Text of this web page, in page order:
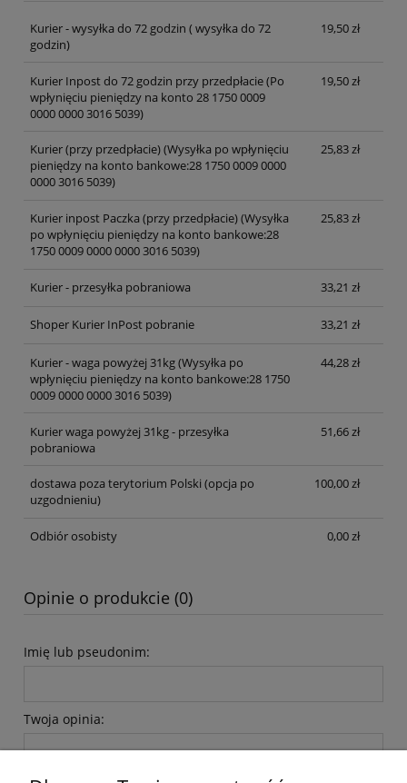
Kurier - wysyłka do 72 godzin ( wysyłka do 72
godzin)
19,50 zł
Kurier Inpost do 72 godzin przy przedpłacie(Po
wpłynięciu pieniędzy na konto 28 1750 0009
0000 0000 3016 5039)
19,50 zł
Kurier (przy przedpłacie)(Wysyłka po wpłynięciu
pieniędzy na konto bankowe:28 1750 0009 0000
0000 3016 5039)
25,83 zł
Kurier inpost Paczka (przy przedpłacie)(Wysyłka
po wpłynięciu pieniędzy na konto bankowe:28
1750 0009 0000 0000 3016 5039)
25,83 zł
Kurier - przesyłka pobraniowa 33,21 zł
Shoper Kurier InPost pobranie 33,21 zł
Kurier - waga powyżej 31kg(Wysyłka po
wpłynięciu pieniędzy na konto bankowe:28 1750
0009 0000 0000 3016 5039)
44,28 zł
Kurier waga powyżej 31kg - przesyłka
pobraniowa
51,66 zł
dostawa poza terytorium Polski (opcja po
uzgodnieniu)
100,00 zł
Odbiór osobisty 0,00 zł
Opinie o produkcie (0)
Imię lub pseudonim:
Twoja opinia: